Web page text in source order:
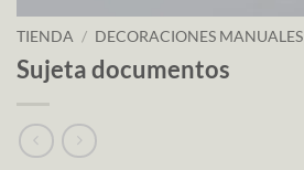
TIENDA / DECORACIONES MANUALES
Sujeta documentos